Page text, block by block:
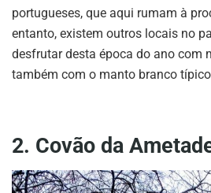
portugueses, que aqui rumam à
entanto, existem outros locais no
desfrutar desta época do ano com
também com o manto branco
2. Covão da